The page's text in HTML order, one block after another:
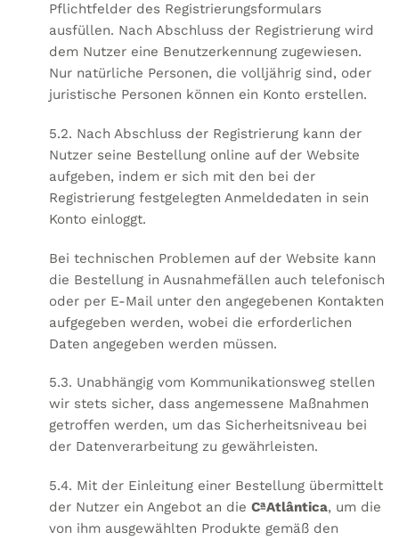
Pflichtfelder des Registrierungsformulars
ausfüllen. Nach Abschluss der Registrierung wird
dem Nutzer eine Benutzerkennung zugewiesen.
Nur natürliche Personen, die volljährig sind, oder
juristische Personen können ein Konto erstellen.
5.2. Nach Abschluss der Registrierung kann der
Nutzer seine Bestellung online auf der Website
aufgeben, indem er sich mit den bei der
Registrierung festgelegten Anmeldedaten in sein
Konto einloggt.
Bei technischen Problemen auf der Website kann
die Bestellung in Ausnahmefällen auch telefonisch
oder per E-Mail unter den angegebenen Kontakten
aufgegeben werden, wobei die erforderlichen
Daten angegeben werden müssen.
5.3. Unabhängig vom Kommunikationsweg stellen
wir stets sicher, dass angemessene Maßnahmen
getroffen werden, um das Sicherheitsniveau bei
der Datenverarbeitung zu gewährleisten.
5.4. Mit der Einleitung einer Bestellung übermittelt
der Nutzer ein Angebot an die CªAtlântica, um die
von ihm ausgewählten Produkte gemäß den